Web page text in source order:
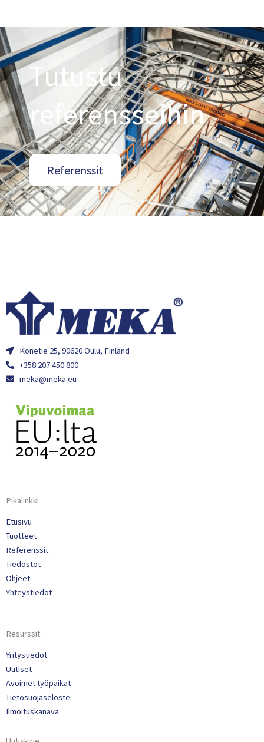
Tutustu
referensseihin
Referenssit
Konetie 25, 90620 Oulu, Finland
+358 207 450 800
meka@meka.eu
Pikalinkki
Etusivu
Tuotteet
Referenssit
Tiedostot
Ohjeet
Yhteystiedot
Resurssit
Yritystiedot
Uutiset
Avoimet työpaikat
Tietosuojaseloste
Ilmoituskanava